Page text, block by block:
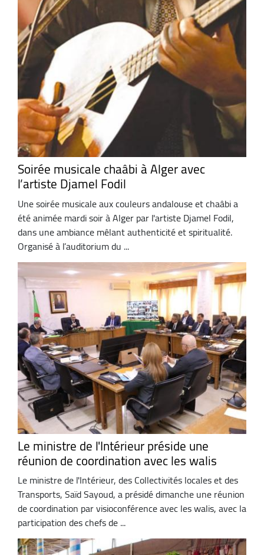
Soirée musicale chaâbi à Alger avec
l’artiste Djamel Fodil
Une soirée musicale aux couleurs andalouse et chaâbi a
été animée mardi soir à Alger par l'artiste Djamel Fodil,
dans une ambiance mêlant authenticité et spiritualité.
Organisé à l’auditorium du ...
Le ministre de l'Intérieur préside une
réunion de coordination avec les walis
Le ministre de l'Intérieur, des Collectivités locales et des
Transports, Saïd Sayoud, a présidé dimanche une réunion
de coordination par visioconférence avec les walis, avec la
participation des chefs de ...